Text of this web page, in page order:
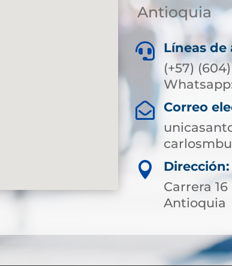
Antioquia

Líneas de
(+57)

Correo

Dirección:
Carrera
Antioquia